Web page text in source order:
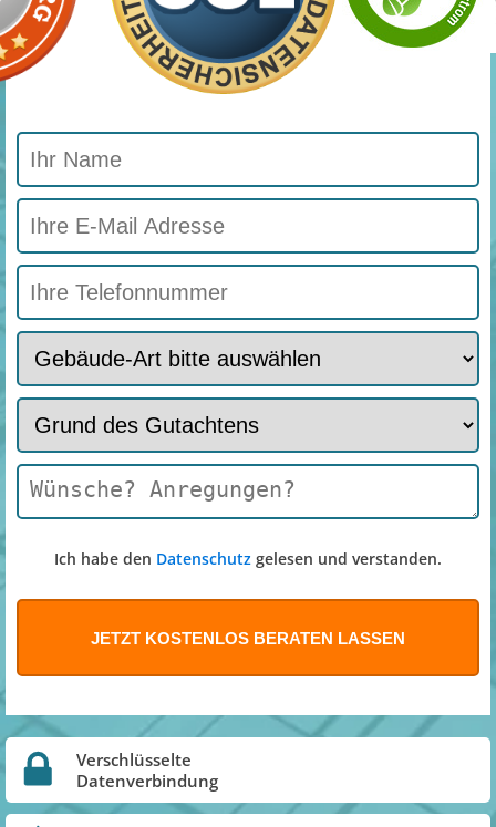
Ich habe den Datenschutz gelesen und verstanden.
Verschlüsselte
Datenverbindung